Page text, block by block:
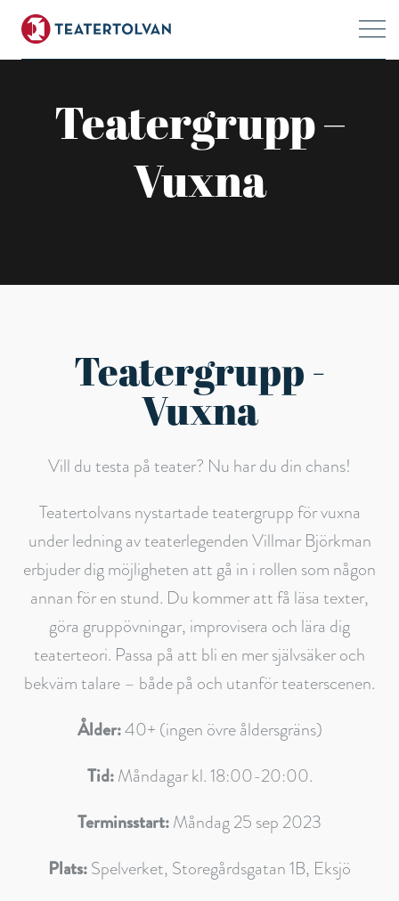
Teatergrupp –
Vuxna
Teatergrupp -
Vuxna
Vill du testa på teater? Nu har du din chans!
Teatertolvans nystartade teatergrupp för vuxna
under ledning av teaterlegenden Villmar Björkman
erbjuder dig möjligheten att gå in i rollen som någon
annan för en stund. Du kommer att få läsa texter,
göra gruppövningar, improvisera och lära dig
teaterteori. Passa på att bli en mer självsäker och
bekväm talare – både på och utanför teaterscenen.
Ålder:40+ (ingen övre åldersgräns)
Tid:Måndagar kl. 18:00-20:00.
Terminsstart:Måndag 25 sep 2023
Plats:Spelverket, Storegårdsgatan 1B, Eksjö